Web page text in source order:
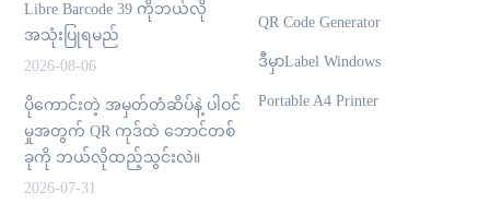
Libre Barcode 39 ကိုဘယ်လို
အသုံးပြုရမည်
2026-08-06
ပိုကောင်းတဲ့ အမှတ်တံဆိပ်နဲ့ ပါဝင်
မှုအတွက် QR ကုဒ်ထဲ ဘောင်တစ်
ခုကို ဘယ်လိုထည့်သွင်းလဲ။
2026-07-31
QR Code Generator
ဒီမှာLabel Windows
Portable A4 Printer